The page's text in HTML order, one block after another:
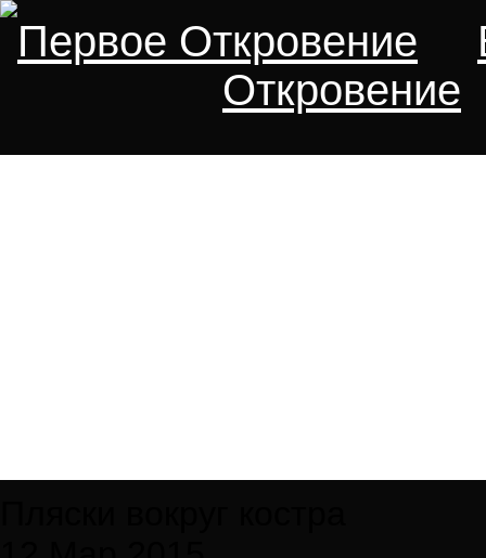
Первое Откровение
Откровение